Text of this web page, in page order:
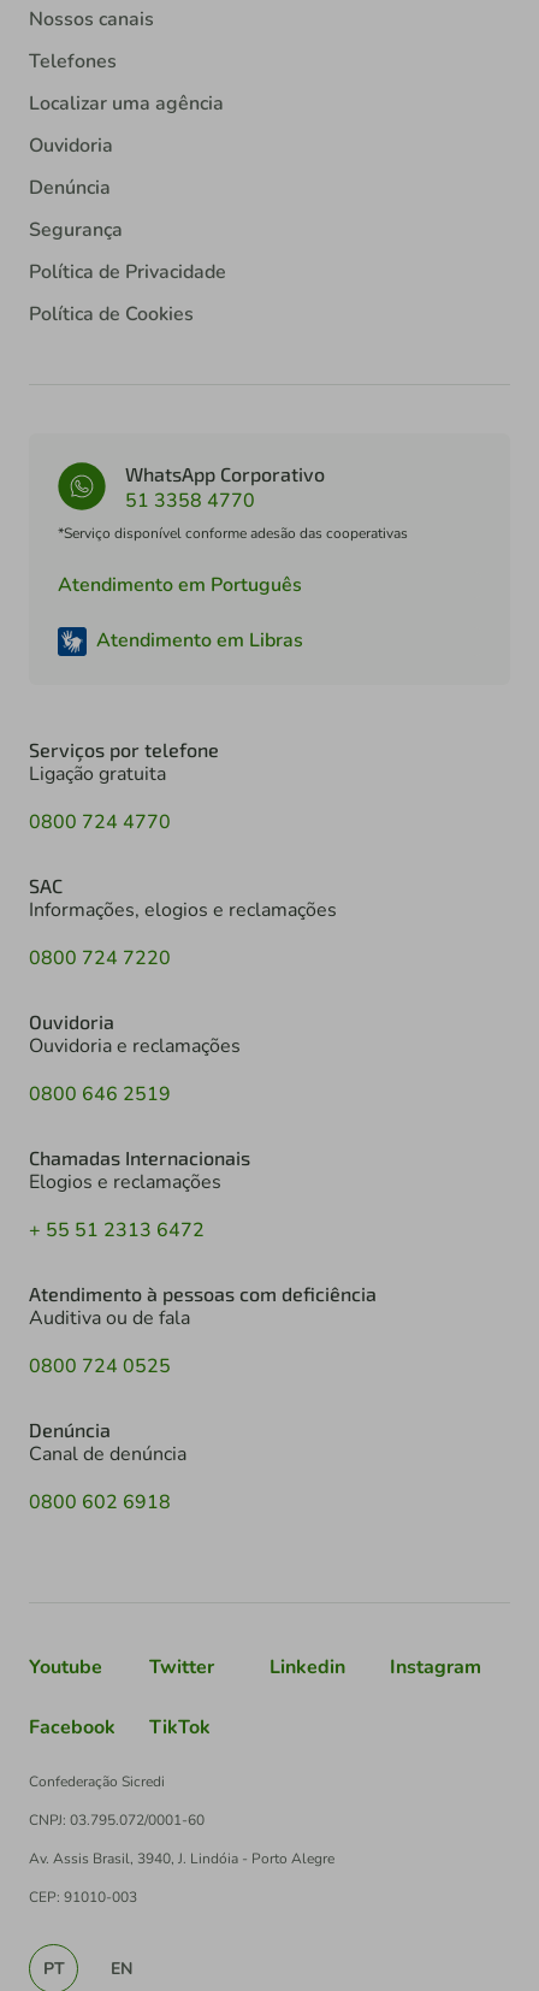
Nossos canais
Telefones
Localizar uma agência
Ouvidoria
Denúncia
Segurança
Política de Privacidade
Política de Cookies
WhatsApp Corporativo
51 3358 4770
*Serviço disponível conforme adesão das cooperativas
Atendimento em Português
Atendimento em Libras
Serviços por telefone
Ligação gratuita
0800 724 4770
SAC
Informações, elogios e reclamações
0800 724 7220
Ouvidoria
Ouvidoria e reclamações
0800 646 2519
Chamadas Internacionais
Elogios e reclamações
+ 55 51 2313 6472
Atendimento à pessoas com deficiência
Auditiva ou de fala
0800 724 0525
Denúncia
Canal de denúncia
0800 602 6918
Youtube Twitter Linkedin Instagram
Facebook TikTok
Confederação Sicredi
CNPJ: 03.795.072/0001-60
Av. Assis Brasil, 3940, J. Lindóia - Porto Alegre
CEP: 91010-003
PT EN